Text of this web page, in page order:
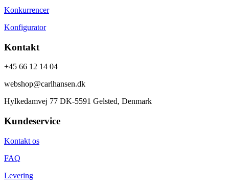
Konkurrencer
Konfigurator
Kontakt
+45 66 12 14 04
webshop@carlhansen.dk
Hylkedamvej 77 DK-5591 Gelsted, Denmark
Kundeservice
Kontakt os
FAQ
Levering